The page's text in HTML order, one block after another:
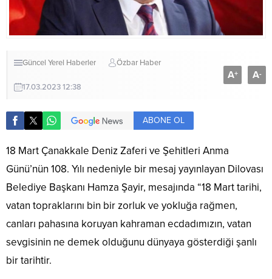
Güncel Yerel Haberler Özbar Haber
17.03.2023 12:38
A+ A-
ABONE OL
18 Mart Çanakkale Deniz Zaferi ve Şehitleri Anma
Günü’nün 108. Yılı nedeniyle bir mesaj yayınlayan Dilovası
Belediye Başkanı Hamza Şayir, mesajında “18 Mart tarihi,
vatan topraklarını bin bir zorluk ve yokluğa rağmen,
canları pahasına koruyan kahraman ecdadımızın, vatan
sevgisinin ne demek olduğunu dünyaya gösterdiği şanlı
bir tarihtir.